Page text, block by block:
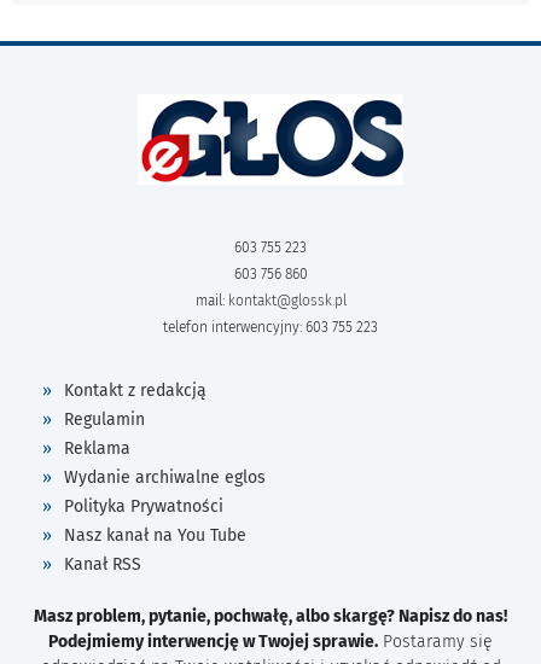
603 755 223
603 756 860
mail: kontakt@glossk.pl
telefon interwencyjny: 603 755 223
Kontakt z redakcją
Regulamin
Reklama
Wydanie archiwalne eglos
Polityka Prywatności
Nasz kanał na You Tube
Kanał RSS
Masz problem, pytanie, pochwałę, albo skargę? Napisz do nas!
Podejmiemy interwencję w Twojej sprawie. Postaramy się